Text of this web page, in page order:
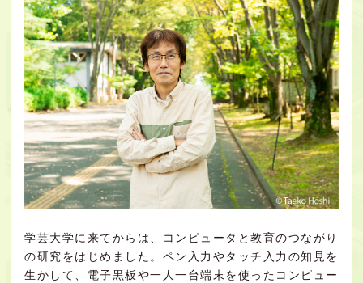
学芸大学に来てからは、コンピュータと教育のつながり
の研究をはじめました。ペン入力やタッチ入力の知見を
生かして、電子黒板や一人一台端末を使ったコンピュー